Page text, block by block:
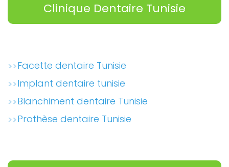
Clinique Dentaire Tunisie
Facette dentaire Tunisie
Implant dentaire tunisie
Blanchiment dentaire Tunisie
Prothèse dentaire Tunisie